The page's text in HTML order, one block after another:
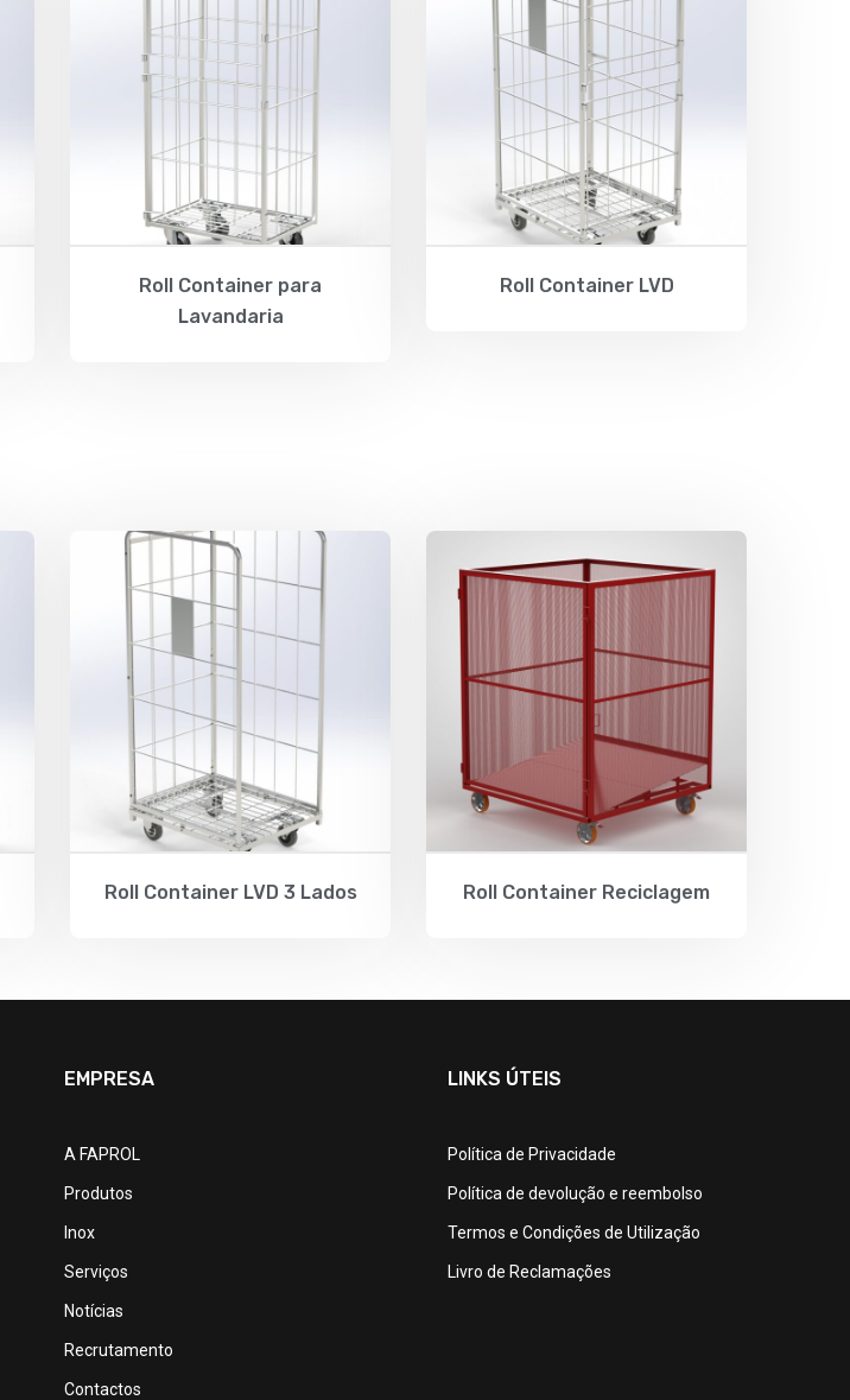
Roll Container para
Lavandaria
Roll Container LVD
Roll Container LVD 3 Lados Roll Container Reciclagem
EMPRESA
A FAPROL
Produtos
Inox
Serviços
Notícias
Recrutamento
Contactos
LINKS ÚTEIS
Política de Privacidade
Política de devolução e reembolso
Termos e Condições de Utilização
Livro de Reclamações